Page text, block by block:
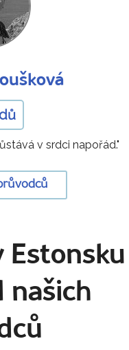
v srdci napořád."
Estonsku
našich